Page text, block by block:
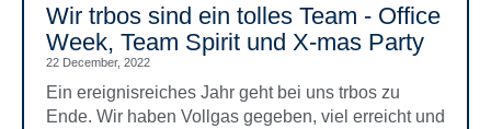
Wir trbos sind ein tolles Team - Office
Week, Team Spirit und X-mas Party
22 December, 2022
Ein ereignisreiches Jahr geht bei uns trbos zu
Ende. Wir haben Vollgas gegeben, viel erreicht und